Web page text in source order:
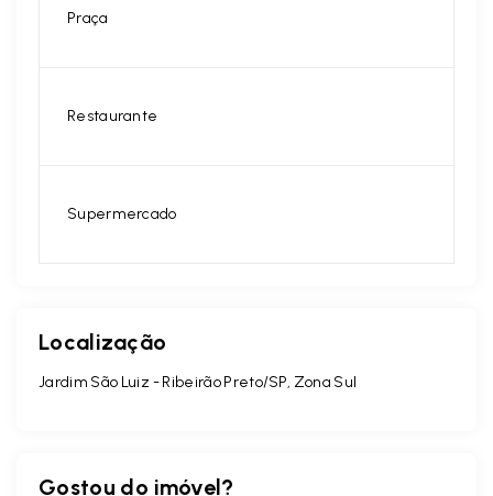
Praça
Restaurante
Supermercado
Localização
Jardim São Luiz - Ribeirão Preto/SP, Zona Sul
Gostou do imóvel?